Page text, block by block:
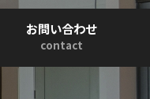
お問い合わせ
contact